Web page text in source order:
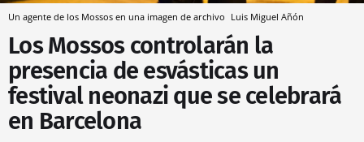
Un agente de los Mossos en una imagen de archivo Luis Miguel Añón
Los Mossos controlarán la
presencia de esvásticas un
festival neonazi que se celebrará
en Barcelona